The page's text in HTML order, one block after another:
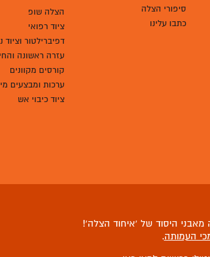
סיפורי הצלה
כתבו עלינו
הצלה שופ
ציוד רפואי
דפיברילטור וציוד
עזרה ראשונה
קורסים מקוונים
ערכות ומבצעים
ציוד כיבוי אש
מאבני היסוד של ‘איחוד הצלה’!
העמותה.